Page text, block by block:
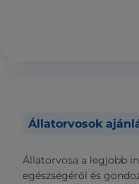
Állatorvosok
Állatorvosa a legjobb
egészségéről és